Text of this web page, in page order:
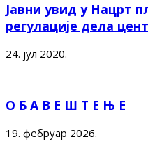
Јавни увид у Нацрт
регулације дела
24. јул 2020.
О Б А В Е Ш Т Е Њ Е
19. фебруар 2026.